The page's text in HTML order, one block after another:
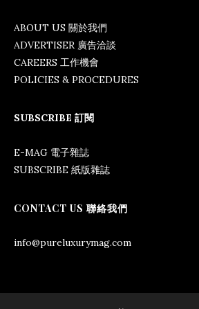
ABOUT US 關於我們
ADVERTISER 廣告洽談
CAREERS 工作機會
POLICIES & PROCEDURES
SUBSCRIBE 訂閱
E-MAG 電子雜誌
SUBSCRIBE 紙版雜誌
CONTACT US 聯絡我們
info@pureluxurymag.com